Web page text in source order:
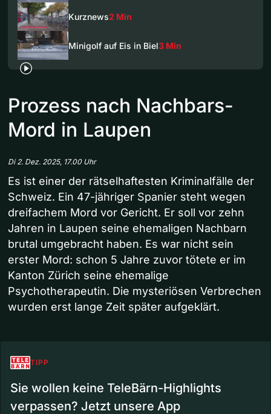
Kurznews2 Min
Minigolf auf Eis in Biel3 Min
Prozess nach Nachbars-
Mord in Laupen
Di 2. Dez. 2025, 17.00 Uhr
Es ist einer der rätselhaftesten Kriminalfälle der
Schweiz. Ein 47-jähriger Spanier steht wegen
dreifachem Mord vor Gericht. Er soll vor zehn
Jahren in Laupen seine ehemaligen Nachbarn
brutal umgebracht haben. Es war nicht sein
erster Mord: schon 5 Jahre zuvor tötete er im
Kanton Zürich seine ehemalige
Psychotherapeutin. Die mysteriösen Verbrechen
wurden erst lange Zeit später aufgeklärt.
TIPP
Sie wollen keine TeleBärn-Highlights
verpassen? Jetzt unsere App